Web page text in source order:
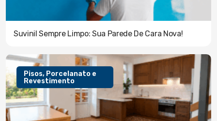
Suvinil Sempre Limpo: Sua Parede De Cara Nova!
Pisos, Porcelanato e
Revestimento